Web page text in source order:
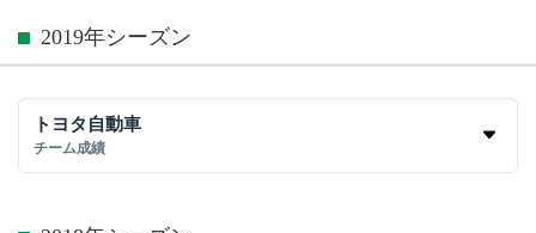
2019年シーズン
トヨタ自動車
チーム成績